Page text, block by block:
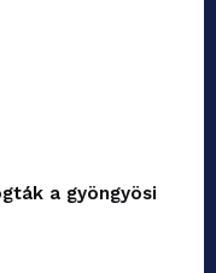
a gyöngyösi